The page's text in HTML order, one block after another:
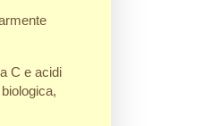
C e acidi